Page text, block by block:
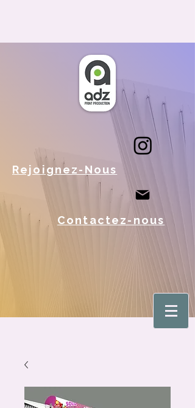
Rejoignez-Nous
Contactez-nous